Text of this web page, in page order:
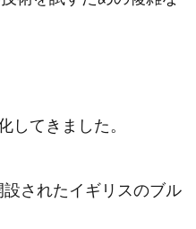
してきました。
されたイギリスのブル